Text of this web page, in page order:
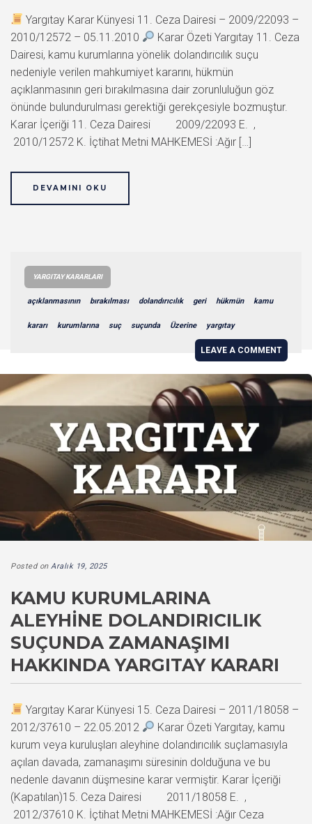
Yargıtay Karar Künyesi 11. Ceza Dairesi – 2009/22093 –
2010/12572 – 05.11.2010
Karar Özeti Yargıtay 11. Ceza
Dairesi, kamu kurumlarına yönelik dolandırıcılık suçu
nedeniyle verilen mahkumiyet kararını, hükmün
açıklanmasının geri bırakılmasına dair zorunluluğun göz
önünde bulundurulması gerektiği gerekçesiyle bozmuştur.
Karar İçeriği 11. Ceza Dairesi 2009/22093 E. ,
2010/12572 K. İçtihat Metni MAHKEMESİ :Ağır […]
DEVAMINI OKU
YARGITAY KARARLARI
açıklanmasının bırakılması dolandırıcılık geri hükmün kamu
kararı kurumlarına suç suçunda Üzerine yargıtay
LEAVE A COMMENT
Posted on Aralık 19, 2025
KAMU KURUMLARINA
ALEYHINE DOLANDIRICILIK
SUÇUNDA ZAMANAŞIMI
HAKKINDA YARGITAY KARARI
Yargıtay Karar Künyesi 15. Ceza Dairesi – 2011/18058 –
2012/37610 – 22.05.2012
Karar Özeti Yargıtay, kamu
kurum veya kuruluşları aleyhine dolandırıcılık suçlamasıyla
açılan davada, zamanaşımı süresinin dolduğuna ve bu
nedenle davanın düşmesine karar vermiştir. Karar İçeriği
(Kapatılan)15. Ceza Dairesi 2011/18058 E. ,
2012/37610 K. İçtihat Metni MAHKEMESİ :Ağır Ceza